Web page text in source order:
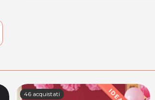
46 acquistati